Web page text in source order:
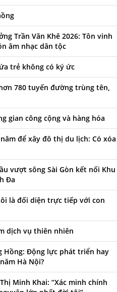
Trần Văn Khê 2026: Tôn vinh
âm nhạc dân tộc
trẻ không có ký ức
780 tuyến đường trùng tên,
gian công cộng và hàng hóa
để xây đô thị du lịch: Có xóa
vượt sông Sài Gòn kết nối Khu
Đa
là đối diện trực tiếp với con
dịch vụ thiên nhiên
Hồng: Động lực phát triển hay
Hà Nội?
Minh Khai: “Xác minh chính